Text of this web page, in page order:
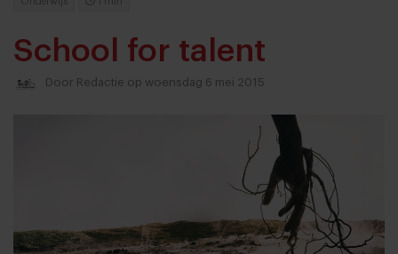
School for talent
Door Redactie op woensdag 6 mei 2015